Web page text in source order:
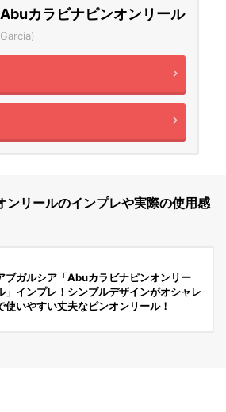
カラビナピンオンリール
ンリールのインプレや実際の使用感
ブガルシア「Abuカラビナピンオンリー
」インプレ！シンプルデザインがオシャレ
使いやすい丈夫なピンオンリール！